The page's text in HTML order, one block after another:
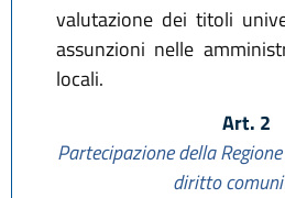
valutazione dei titoli
assunzioni nelle
locali.
Art. 2
Partecipazione della
diritto